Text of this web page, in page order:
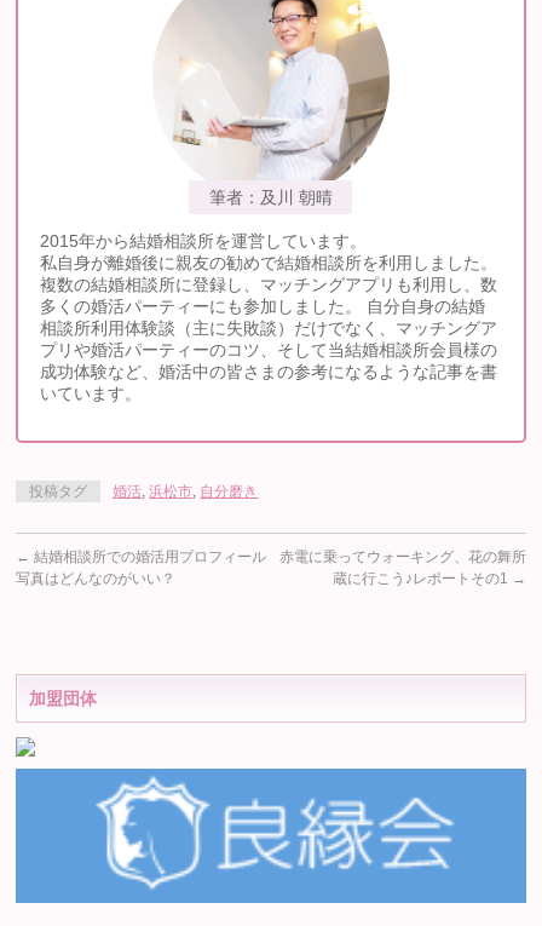
筆者：及川 朝晴
2015年から結婚相談所を運営しています。
私自身が離婚後に親友の勧めで結婚相談所を利用しました。
複数の結婚相談所に登録し、マッチングアプリも利用し、数
多くの婚活パーティーにも参加しました。 自分自身の結婚
相談所利用体験談（主に失敗談）だけでなく、マッチングア
プリや婚活パーティーのコツ、そして当結婚相談所会員様の
成功体験など、婚活中の皆さまの参考になるような記事を書
いています。
投稿タグ 婚活 ,浜松市 自分磨き
← 結婚相談所での婚活用プロフィール
写真はどんなのがいい？
赤電に乗ってウォーキング、花の舞所
蔵に行こう♪レポートその1 →
加盟団体